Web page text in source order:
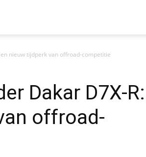
nieuw tijdperk van offroad-competitie
Dakar D7X-R:
offroad-